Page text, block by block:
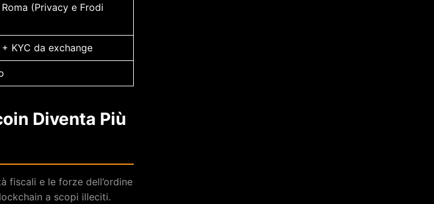
(Privacy e Frodi
KYC da exchange
Diventa Più
fiscali e le forze dell’ordine
a scopi illeciti.